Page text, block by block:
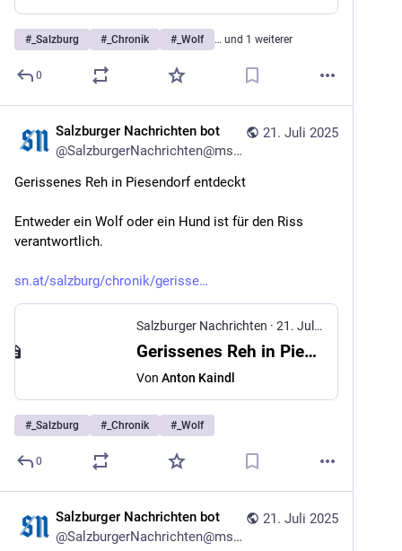
# _Salzburg # _Chronik # _Wolf … und 1 weiterer
0
21. Juli 2025
Salzburger Nachrichten bot
@SalzburgerNachrichten@mstdn.social
Gerissenes Reh in Piesendorf entdeckt
Entweder ein Wolf oder ein Hund ist für den Riss
verantwortlich.
sn.at/salzburg/chronik/gerisse
Salzburger Nachrichten · 21. Juli 2025
Gerissenes Reh in Piesendorf entdeckt
Von Anton Kaindl
# _Salzburg # _Chronik # _Wolf
0
21. Juli 2025
Salzburger Nachrichten bot
@SalzburgerNachrichten@mstdn.social